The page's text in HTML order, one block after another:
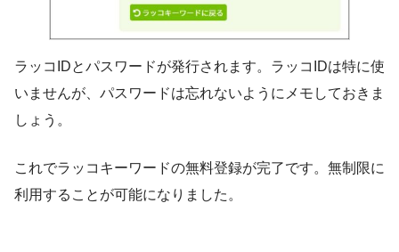
ラッコIDとパスワードが発行されます。ラッコIDは特に使
いませんが、パスワードは忘れないようにメモしておきま
しょう。
これでラッコキーワードの無料登録が完了です。無制限に
利用することが可能になりました。